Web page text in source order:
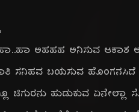
ಅಹಹಹ ಅನಿಸುವ ಆಕಾಶ
ಸನಿಹವ ಬಯಸುವ ಹೊಂಗನಸಿದೆ
ಚಿಗುರನು ಹುಡುಕುವ ಏನೇಲ್ಲಾ